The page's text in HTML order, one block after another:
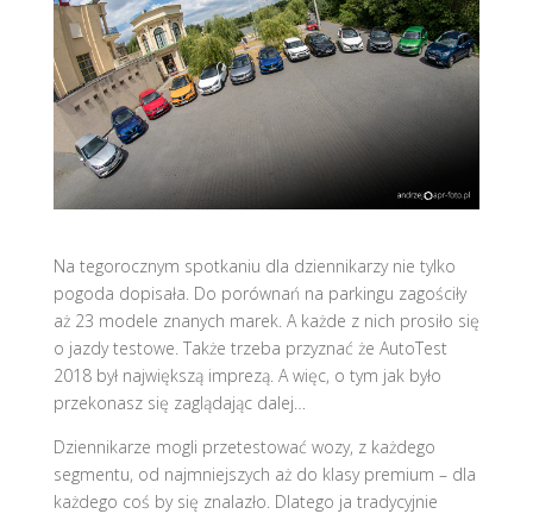
Na tegorocznym spotkaniu dla dziennikarzy nie tylko
pogoda dopisała. Do porównań na parkingu zagościły
aż 23 modele znanych marek. A każde z nich prosiło się
o jazdy testowe. Także trzeba przyznać że AutoTest
2018 był największą imprezą. A więc, o tym jak było
przekonasz się zaglądając dalej…
Dziennikarze mogli przetestować wozy, z każdego
segmentu, od najmniejszych aż do klasy premium – dla
każdego coś by się znalazło. Dlatego ja tradycyjnie